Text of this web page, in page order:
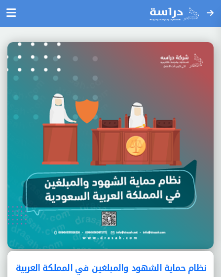
نظام حماية الشهود والمبلغين في المملكة العربية